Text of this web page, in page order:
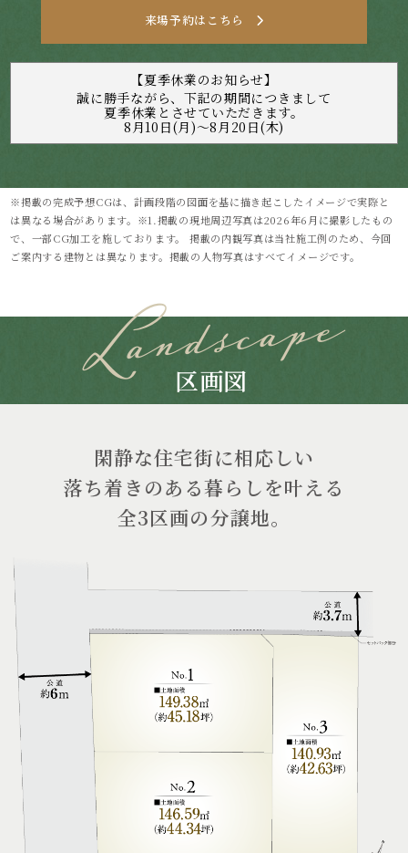
来場予約はこちら
【夏季休業のお知らせ】
誠に勝手ながら、下記の期間につきまして
夏季休業とさせていただきます。
8月10日(月)～8月20日(木)
※掲載の完成予想CGは、計画段階の図面を基に描き起こしたイメージで実際と
は異なる場合があります。※1.掲載の現地周辺写真は2026年6月に撮影したもの
で、一部CG加工を施しております。 掲載の内観写真は当社施工例のため、今回
ご案内する建物とは異なります。掲載の人物写真はすべてイメージです。
区画図
閑静な住宅街に相応しい
落ち着きのある暮らしを叶える
全3区画の分譲地。